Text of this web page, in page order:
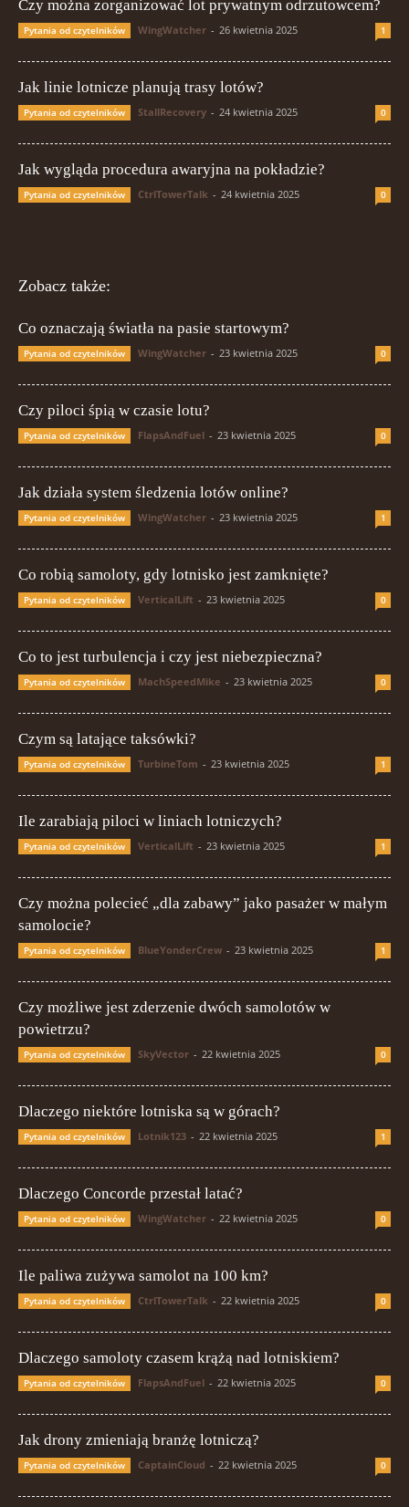
Czy można zorganizować lot prywatnym odrzutowcem?
Pytania od czytelników WingWatcher - 26 kwietnia 2025 1
Jak linie lotnicze planują trasy lotów?
Pytania od czytelników StallRecovery - 24 kwietnia 2025 0
Jak wygląda procedura awaryjna na pokładzie?
Pytania od czytelników CtrlTowerTalk - 24 kwietnia 2025 0
Zobacz także:
Co oznaczają światła na pasie startowym?
Pytania od czytelników WingWatcher - 23 kwietnia 2025 0
Czy piloci śpią w czasie lotu?
Pytania od czytelników FlapsAndFuel - 23 kwietnia 2025 0
Jak działa system śledzenia lotów online?
Pytania od czytelników WingWatcher - 23 kwietnia 2025 1
Co robią samoloty, gdy lotnisko jest zamknięte?
Pytania od czytelników VerticalLift - 23 kwietnia 2025 0
Co to jest turbulencja i czy jest niebezpieczna?
Pytania od czytelników MachSpeedMike - 23 kwietnia 2025 0
Czym są latające taksówki?
Pytania od czytelników TurbineTom - 23 kwietnia 2025 1
Ile zarabiają piloci w liniach lotniczych?
Pytania od czytelników VerticalLift - 23 kwietnia 2025 1
Czy można polecieć „dla zabawy” jako pasażer w małym
samolocie?
Pytania od czytelników BlueYonderCrew - 23 kwietnia 2025 1
Czy możliwe jest zderzenie dwóch samolotów w
powietrzu?
Pytania od czytelników SkyVector - 22 kwietnia 2025 0
Dlaczego niektóre lotniska są w górach?
Pytania od czytelników Lotnik123 - 22 kwietnia 2025 1
Dlaczego Concorde przestał latać?
Pytania od czytelników WingWatcher - 22 kwietnia 2025 0
Ile paliwa zużywa samolot na 100 km?
Pytania od czytelników CtrlTowerTalk - 22 kwietnia 2025 0
Dlaczego samoloty czasem krążą nad lotniskiem?
Pytania od czytelników FlapsAndFuel - 22 kwietnia 2025 0
Jak drony zmieniają branżę lotniczą?
Pytania od czytelników CaptainCloud - 22 kwietnia 2025 0